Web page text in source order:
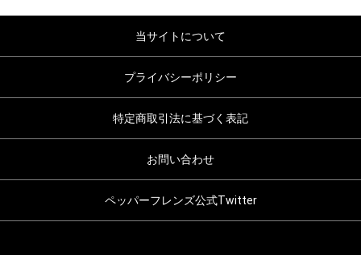
当サイトについて
プライバシーポリシー
特定商取引法に基づく表記
お問い合わせ
ペッパーフレンズ公式Twitter